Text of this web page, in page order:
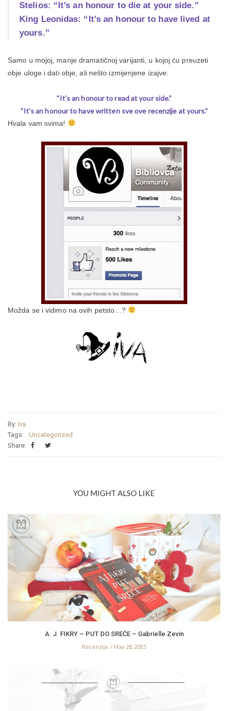
Stelios: “It’s an honour to die at your side.”
King Leonidas: “It’s an honour to have lived at
yours.”
Samo u mojoj, manje dramatičnoj varijanti, u kojoj ću preuzeti
obje uloge i dati obje, ali nešto izmijenjene izajve:
“It’s an honour to read at your side.”
“It’s an honour to have written sve ove recenzije at yours.”
Hvala vam svima!
Možda se i vidimo na ovih petsto…?
By: Iva
Tags:
Uncategorized
Share:
YOU MIGHT ALSO LIKE
A. J. FIKRY – PUT DO SREĆE – Gabrielle Zevin
Recenzija May 28, 2015